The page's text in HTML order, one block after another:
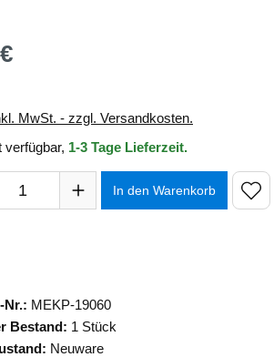
Preis:
MwSt. - zzgl. Versandkosten.
verfügbar, 1-3 Tage Lieferzeit.
Anzahl: Gib den gewünschten Wert ein
In den Warenkorb
Nr.: MEKP-19060
Bestand: 1 Stück
Neuware